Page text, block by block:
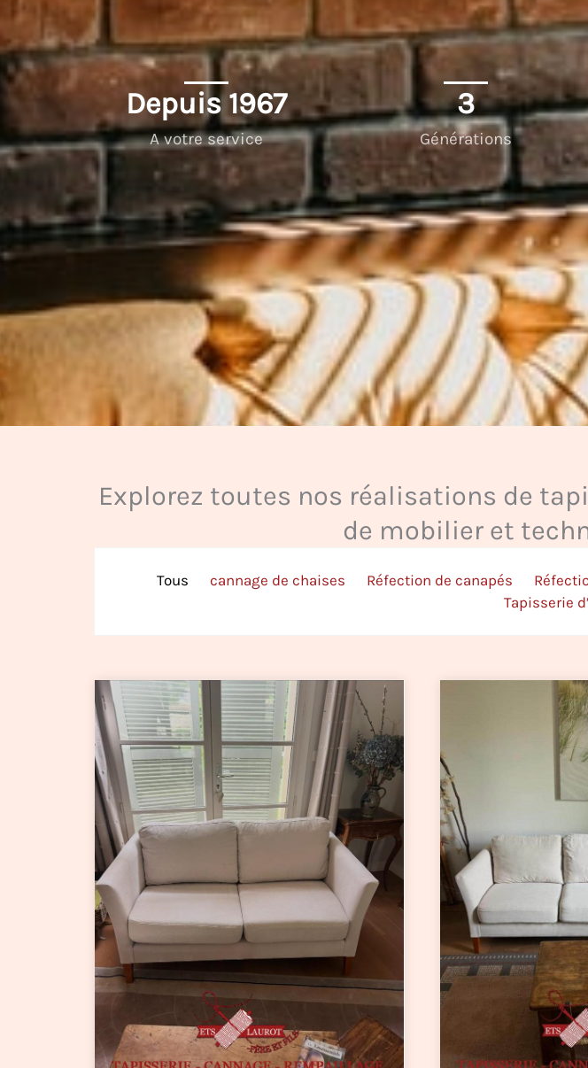
A votre service
Depuis 1967
Générations
3
Explorez toutes nos réalisations de
de mobilier et
Tous cannage de chaises Réfection de canapés
Tapisserie